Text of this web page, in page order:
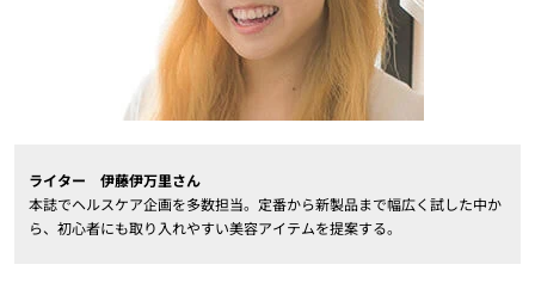
ライター 伊藤伊万里さん
本誌でヘルスケア企画を多数担当。定番から新製品まで幅広く試した中か
ら、初心者にも取り入れやすい美容アイテムを提案する。